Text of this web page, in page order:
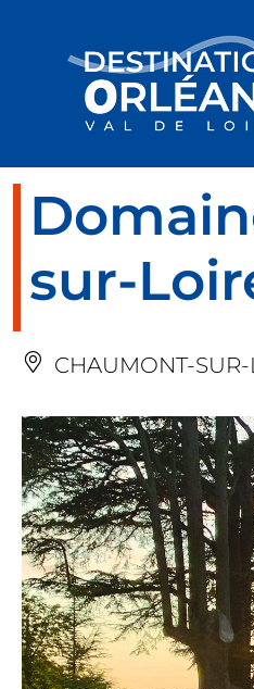
sur-
CHAUMONT-